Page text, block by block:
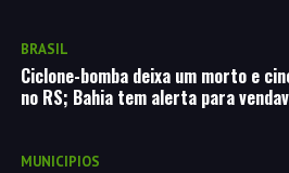
BRASIL
Ciclone-bomba deixa um morto e
no RS; Bahia tem alerta para
MUNICIPIOS